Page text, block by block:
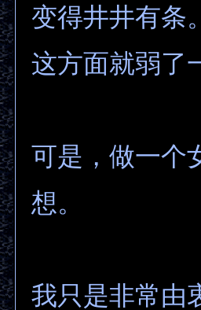
变得井井有条
这方面就弱了
可是，做一个
想。
我只是非常由